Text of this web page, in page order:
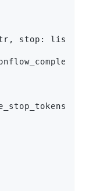
stop: list